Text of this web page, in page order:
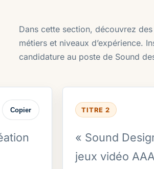
Dans cette section, découvrez
métiers et niveaux d’expérience.
candidature au poste de Sound
Copier TITRE 2
« Sound
jeux vidéo